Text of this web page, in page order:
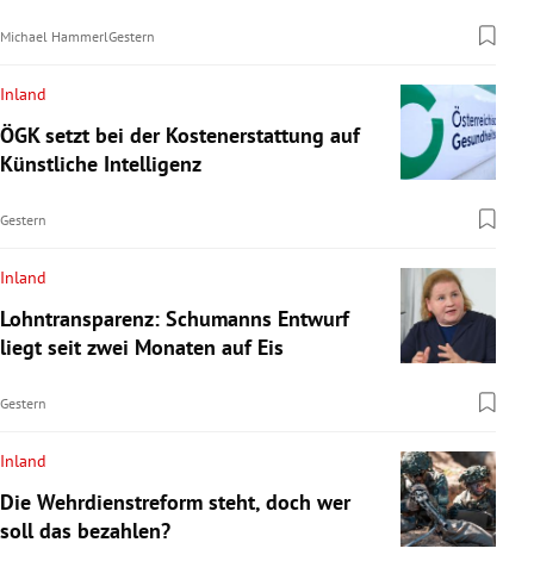
Michael HammerlGestern
Inland
ÖGK setzt bei der Kostenerstattung auf
Künstliche Intelligenz
Gestern
Inland
Lohntransparenz: Schumanns Entwurf
liegt seit zwei Monaten auf Eis
Gestern
Inland
Die Wehrdienstreform steht, doch wer
soll das bezahlen?